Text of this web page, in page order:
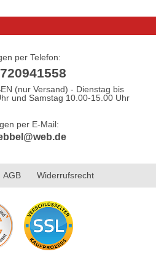
per Telefon:
(nur Versand) - Dienstag bis
und Samstag 10.00-15.00 Uhr
per E-Mail:
AGB Widerrufsrecht